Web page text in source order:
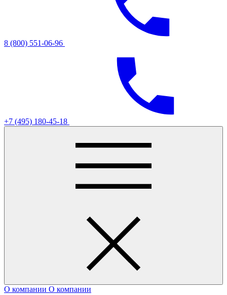
8 (800) 551-06-96
+7 (495) 180-45-18
О компании О компании